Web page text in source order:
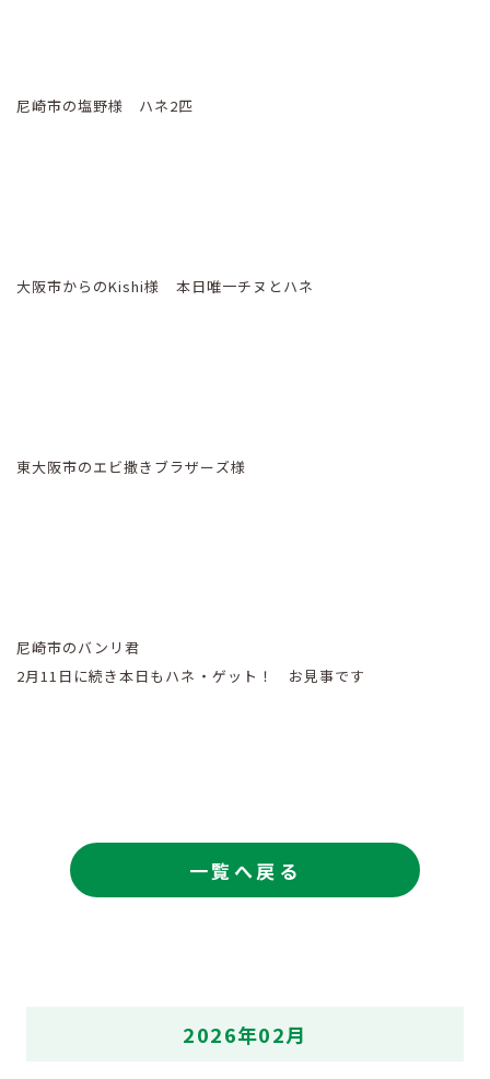
尼崎市の塩野様 ハネ2匹
大阪市からのKishi様 本日唯一チヌとハネ
東大阪市のエビ撒きブラザーズ様
尼崎市のバンリ君
2月11日に続き本日もハネ・ゲット！ お見事です
一覧へ戻る
2026年02月